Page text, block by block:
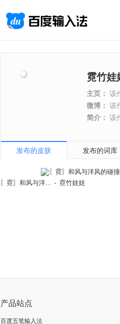
霓竹娃
主页： 该
微博： 该
简介： 该
发布的皮肤 发布的词库
〖霓〗和风与洋... - 霓竹娃娃
产品站点
百度五笔输入法